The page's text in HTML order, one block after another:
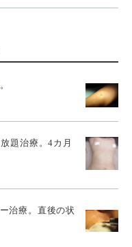
題治療。4カ月
治療。直後の状